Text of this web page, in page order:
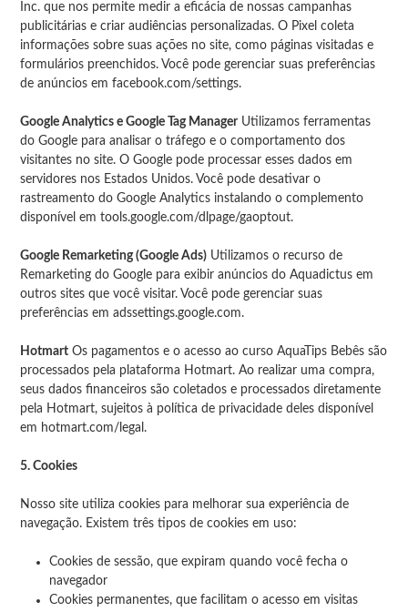
Inc. que nos permite medir a eficácia de nossas campanhas
publicitárias e criar audiências personalizadas. O Pixel coleta
informações sobre suas ações no site, como páginas visitadas e
formulários preenchidos. Você pode gerenciar suas preferências
de anúncios em facebook.com/settings.
Google Analytics e Google Tag ManagerUtilizamos ferramentas
do Google para analisar o tráfego e o comportamento dos
visitantes no site. O Google pode processar esses dados em
servidores nos Estados Unidos. Você pode desativar o
rastreamento do Google Analytics instalando o complemento
disponível em tools.google.com/dlpage/gaoptout.
Google Remarketing (Google Ads) Utilizamos o recurso de
Remarketing do Google para exibir anúncios do Aquadictus em
outros sites que você visitar. Você pode gerenciar suas
preferências em adssettings.google.com.
Hotmart Os pagamentos e o acesso ao curso AquaTips Bebês são
processados pela plataforma Hotmart. Ao realizar uma compra,
seus dados financeiros são coletados e processados diretamente
pela Hotmart, sujeitos à política de privacidade deles disponível
em hotmart.com/legal.
5. Cookies
Nosso site utiliza cookies para melhorar sua experiência de
navegação. Existem três tipos de cookies em uso:
Cookies de sessão, que expiram quando você fecha o
navegador
Cookies permanentes, que facilitam o acesso em visitas